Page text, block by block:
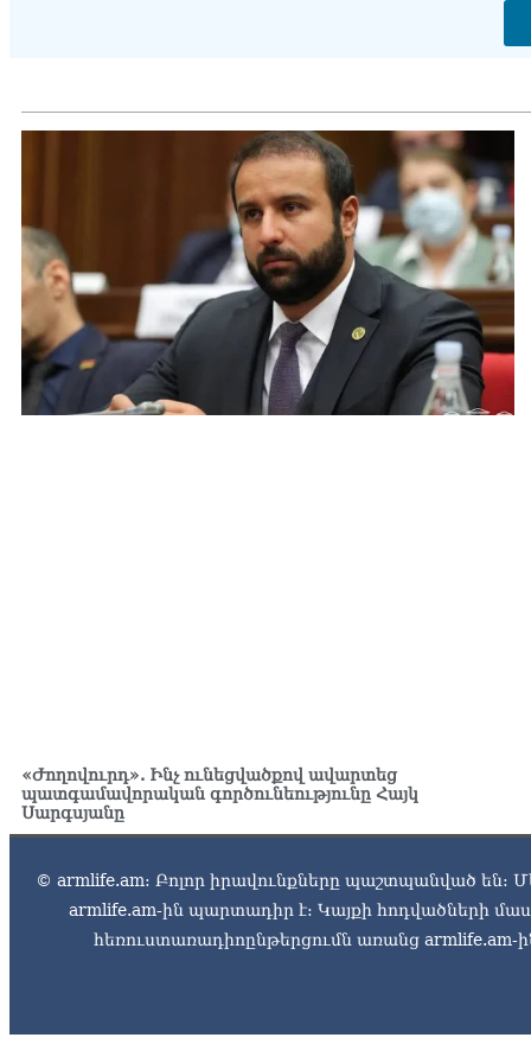
«Ժողովուրդ». Ինչ ունեցվածքով ավարտեց
պատգամավորական գործունեությունը Հայկ
Սարգսյանը
© armlife.am: Բոլոր իրավունքները պաշտպանված են:
armlife.am-ին պարտադիր է: Կայքի հոդվածների
հեռուստառադիոընթերցումն առանց armlife.am-